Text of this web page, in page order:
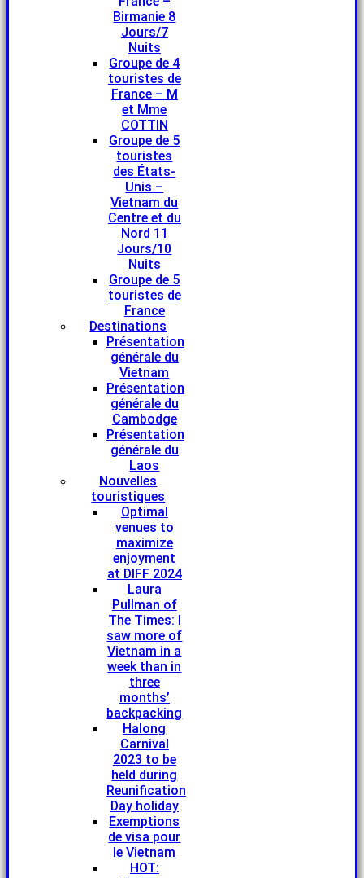
Birmanie 8
Jours/7
Nuits
Groupe de 4
touristes de
France – M
et Mme
COTTIN
Groupe de 5
touristes
des États-
Unis –
Vietnam du
Centre et du
Nord 11
Jours/10
Nuits
Groupe de 5
touristes de
France
Destinations
Présentation
générale du
Vietnam
Présentation
générale du
Cambodge
Présentation
générale du
Laos
Nouvelles
touristiques
Optimal
venues to
maximize
enjoyment
at DIFF 2024
Laura
Pullman of
The Times: I
saw more of
Vietnam in a
week than in
three
months’
backpacking
Halong
Carnival
2023 to be
held during
Reunification
Day holiday
Exemptions
de visa pour
le Vietnam
HOT: